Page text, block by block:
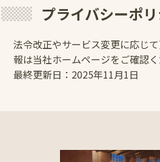
プライバシーポ
法令改正やサービス変更に応じ
報は当社ホームページをご確認く
最終更新日：2025年11月1日